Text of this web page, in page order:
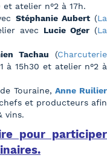
et atelier n°2 à 17h.
Stéphanie Aubert(La
avec Lucie Oger (La
Tachau (Charcuterie
à 15h30 et atelier n°2 à
Touraine,Anne Ruilier
et producteurs afin
vins.
pour participer